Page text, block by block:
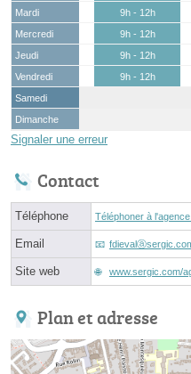
Mardi
9h - 12h
Mercredi
9h - 12h
Jeudi
9h - 12h
Vendredi
9h - 12h
Samedi
Dimanche
Signaler une erreur
Contact
Téléphone Téléphoner à
Email
Site web www.sergic.com/
Plan et adresse